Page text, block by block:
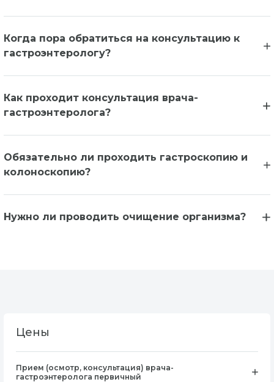
Когда пора обратиться на консультацию к
гастроэнтерологу?
Как проходит консультация врача-
гастроэнтеролога?
Обязательно ли проходить гастроскопию и
колоноскопию?
Нужно ли проводить очищение организма?
Цены
Прием (осмотр, консультация) врача-
гастроэнтеролога первичный